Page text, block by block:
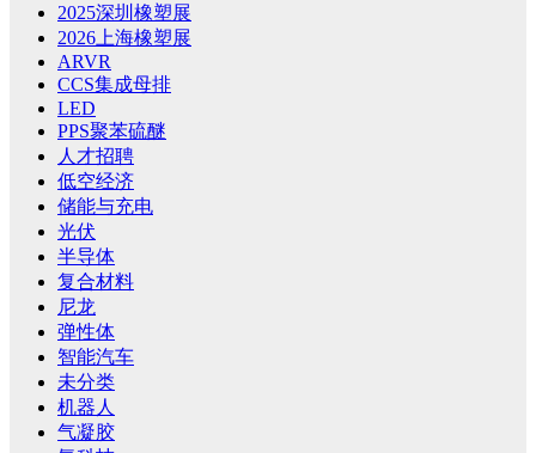
2025深圳橡塑展
2026上海橡塑展
ARVR
CCS集成母排
LED
PPS聚苯硫醚
人才招聘
低空经济
储能与充电
光伏
半导体
复合材料
尼龙
弹性体
智能汽车
未分类
机器人
气凝胶